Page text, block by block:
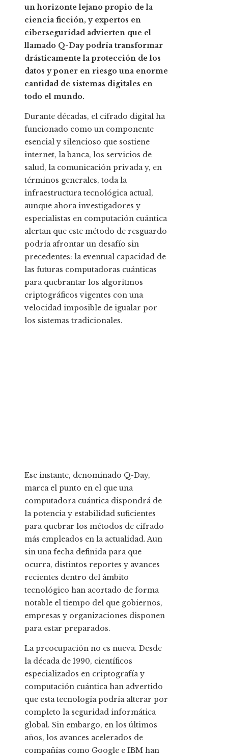
un horizonte lejano propio de la
ciencia ficción, y expertos en
ciberseguridad advierten que el
llamado Q-Day podría transformar
drásticamente la protección de los
datos y poner en riesgo una enorme
cantidad de sistemas digitales en
todo el mundo.
Durante décadas, el cifrado digital ha
funcionado como un componente
esencial y silencioso que sostiene
internet, la banca, los servicios de
salud, la comunicación privada y, en
términos generales, toda la
infraestructura tecnológica actual,
aunque ahora investigadores y
especialistas en computación cuántica
alertan que este método de resguardo
podría afrontar un desafío sin
precedentes: la eventual capacidad de
las futuras computadoras cuánticas
para quebrantar los algoritmos
criptográficos vigentes con una
velocidad imposible de igualar por
los sistemas tradicionales.
Ese instante, denominado Q-Day,
marca el punto en el que una
computadora cuántica dispondrá de
la potencia y estabilidad suficientes
para quebrar los métodos de cifrado
más empleados en la actualidad. Aun
sin una fecha definida para que
ocurra, distintos reportes y avances
recientes dentro del ámbito
tecnológico han acortado de forma
notable el tiempo del que gobiernos,
empresas y organizaciones disponen
para estar preparados.
La preocupación no es nueva. Desde
la década de 1990, científicos
especializados en criptografía y
computación cuántica han advertido
que esta tecnología podría alterar por
completo la seguridad informática
global. Sin embargo, en los últimos
años, los avances acelerados de
compañías como Google e IBM han